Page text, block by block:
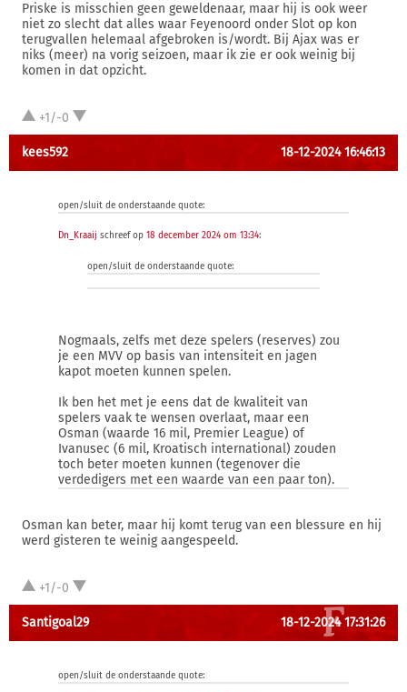
Priske is misschien geen geweldenaar, maar hij is ook weer
niet zo slecht dat alles waar Feyenoord onder Slot op kon
terugvallen helemaal afgebroken is/wordt. Bij Ajax was er
niks (meer) na vorig seizoen, maar ik zie er ook weinig bij
komen in dat opzicht.
+1/-0
kees592 18-12-2024 16:46:13
open/sluit de onderstaande quote:
Dn_Kraaij schreef op 18 december 2024 om 13:34:
open/sluit de onderstaande quote:
Nogmaals, zelfs met deze spelers (reserves) zou
je een MVV op basis van intensiteit en jagen
kapot moeten kunnen spelen.
Ik ben het met je eens dat de kwaliteit van
spelers vaak te wensen overlaat, maar een
Osman (waarde 16 mil, Premier League) of
Ivanusec (6 mil, Kroatisch international) zouden
toch beter moeten kunnen (tegenover die
verdedigers met een waarde van een paar ton).
Osman kan beter, maar hij komt terug van een blessure en hij
werd gisteren te weinig aangespeeld.
+1/-0
Santigoal29 18-12-2024 17:31:26
open/sluit de onderstaande quote: